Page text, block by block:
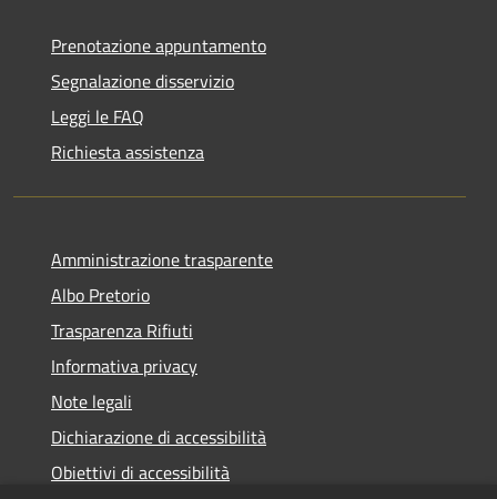
Prenotazione appuntamento
Segnalazione disservizio
Leggi le FAQ
Richiesta assistenza
Amministrazione trasparente
Albo Pretorio
Trasparenza Rifiuti
Informativa privacy
Note legali
Dichiarazione di accessibilità
Obiettivi di accessibilità